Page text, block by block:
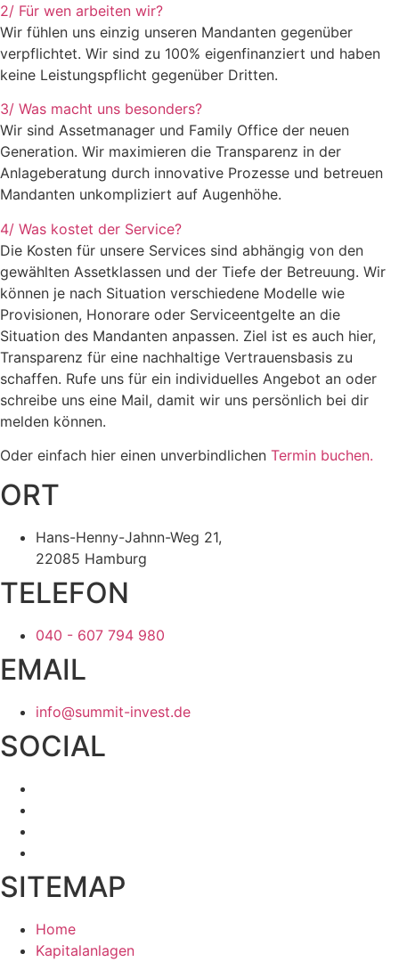
2/ Für wen arbeiten wir?
Wir fühlen uns einzig unseren Mandanten gegenüber
verpflichtet. Wir sind zu 100% eigenfinanziert und haben
keine Leistungspflicht gegenüber Dritten.
3/ Was macht uns besonders?
Wir sind Assetmanager und Family Office der neuen
Generation. Wir maximieren die Transparenz in der
Anlageberatung durch innovative Prozesse und betreuen
Mandanten unkompliziert auf Augenhöhe.
4/ Was kostet der Service?
Die Kosten für unsere Services sind abhängig von den
gewählten Assetklassen und der Tiefe der Betreuung. Wir
können je nach Situation verschiedene Modelle wie
Provisionen, Honorare oder Serviceentgelte an die
Situation des Mandanten anpassen. Ziel ist es auch hier,
Transparenz für eine nachhaltige Vertrauensbasis zu
schaffen. Rufe uns für ein individuelles Angebot an oder
schreibe uns eine Mail, damit wir uns persönlich bei dir
melden können.
Oder einfach hier einen unverbindlichen Termin buchen.
ORT
Hans-Henny-Jahnn-Weg 21,
22085 Hamburg
TELEFON
040 - 607 794 980
EMAIL
info@summit-invest.de
SOCIAL
SITEMAP
Home
Kapitalanlagen